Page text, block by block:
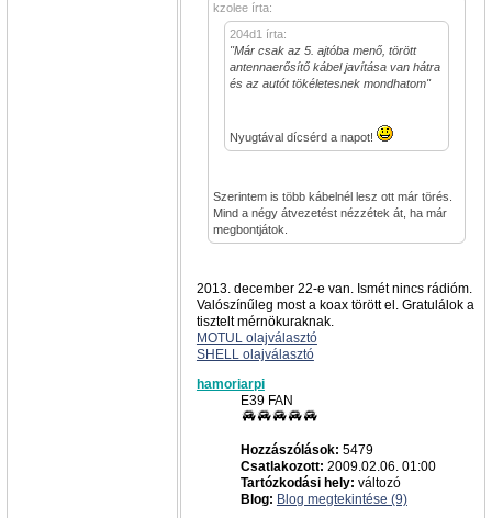
kzolee írta:
204d1 írta:
"Már csak az 5. ajtóba menő, törött
antennaerősítő kábel javítása van hátra
és az autót tökéletesnek mondhatom"
Nyugtával dícsérd a napot!
Szerintem is több kábelnél lesz ott már törés.
Mind a négy átvezetést nézzétek át, ha már
megbontjátok.
2013. december 22-e van. Ismét nincs rádióm.
Valószínűleg most a koax törött el. Gratulálok a
tisztelt mérnökuraknak.
MOTUL olajválasztó
SHELL olajválasztó
hamoriarpi
E39 FAN
Hozzászólások: 5479
Csatlakozott: 2009.02.06. 01:00
Tartózkodási hely: változó
Blog: Blog megtekintése (9)